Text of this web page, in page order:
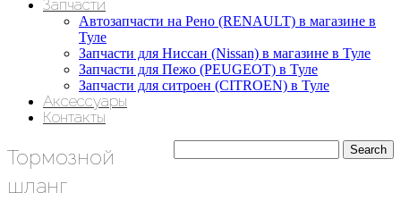
Запчасти
Автозапчасти на Рено (RENAULT) в магазине в
Туле
Запчасти для Ниссан (Nissan) в магазине в Туле
Запчасти для Пежо (PEUGEOT) в Туле
Запчасти для ситроен (CITROEN) в Туле
Аксессуары
Контакты
Тормозной
шланг